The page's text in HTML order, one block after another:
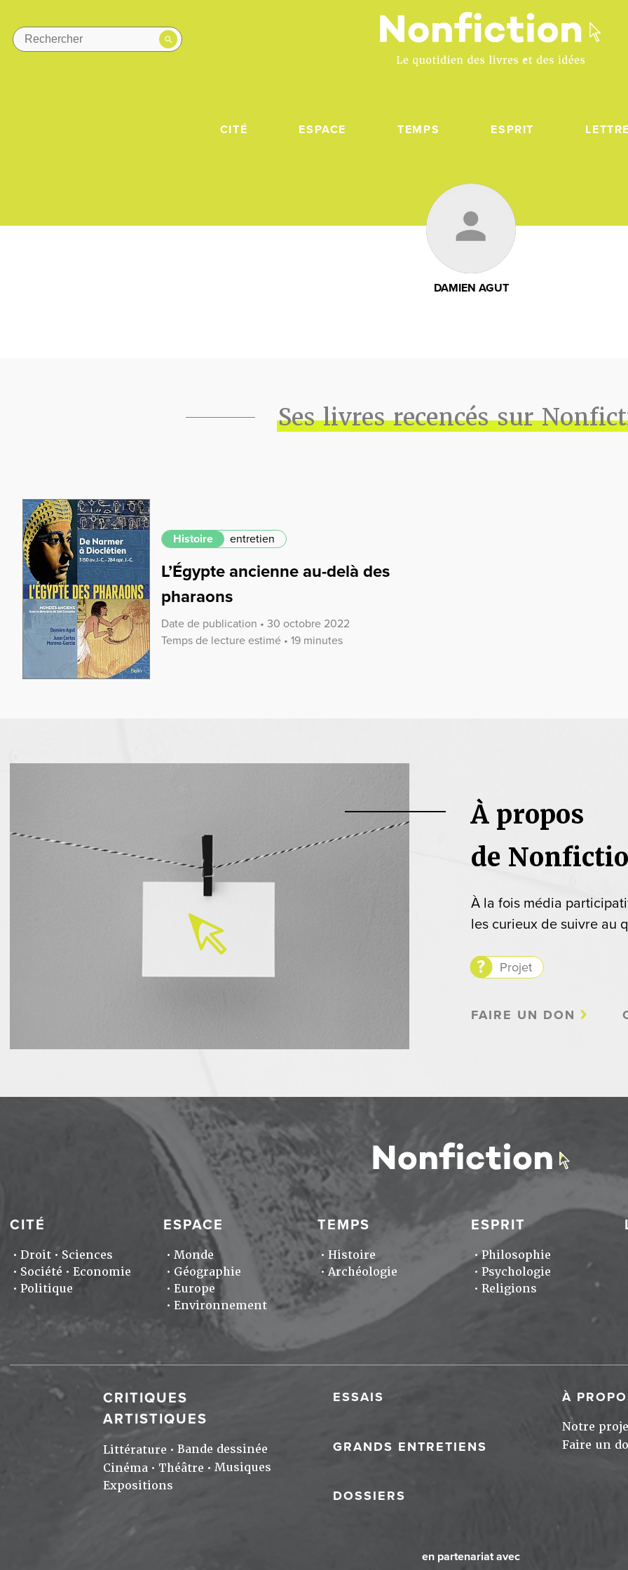
CITÉ ESPACE TEMPS ESPRIT
DAMIEN AGUT
Ses livres recencés sur
Histoire entretien
L’Égypte ancienne au-delà des
pharaons
Date de publication • 30 octobre 2022
Temps de lecture estimé • 19 minutes
À propos
de
À la fois média
les curieux de suivre au
Projet
FAIRE UN DON
CITÉ
Droit
Sciences
Société
Economie
Politique
ESPACE
Monde
Géographie
Europe
Environnement
TEMPS
Histoire
Archéologie
ESPRIT
Philosophie
Psychologie
Religions
CRITIQUES
ARTISTIQUES
Littérature
Bande dessinée
Cinéma
Théâtre
Musiques
Expositions
ESSAIS
GRANDS ENTRETIENS
DOSSIERS
À
Notre
Faire un
en partenariat avec